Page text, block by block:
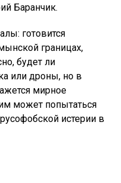
Баранчик.
готовится
границах,
будет ли
или дроны, но в
мирное
может попытаться
истерии в